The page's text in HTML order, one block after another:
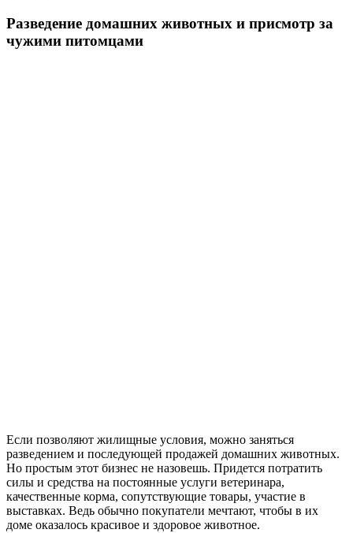
Разведение домашних животных и присмотр за
чужими питомцами
Если позволяют жилищные условия, можно заняться
разведением и последующей продажей домашних животных.
Но простым этот бизнес не назовешь. Придется потратить
силы и средства на постоянные услуги ветеринара,
качественные корма, сопутствующие товары, участие в
выставках. Ведь обычно покупатели мечтают, чтобы в их
доме оказалось красивое и здоровое животное.